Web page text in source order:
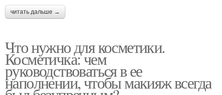
читать дальше →
Что нужно для косметики.
Косметичка: чем
руководствоваться в ее
наполнении, чтобы макияж всегда